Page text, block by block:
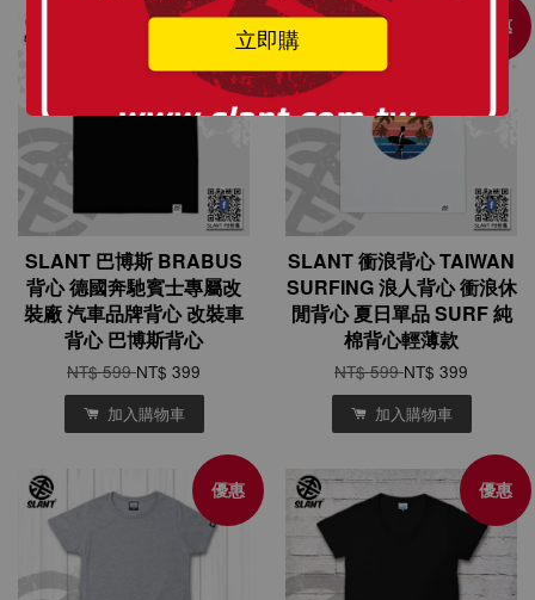
立即購
優惠
SLANT 巴博斯 BRABUS
背心 德國奔馳賓士專屬改
裝廠 汽車品牌背心 改裝車
背心 巴博斯背心
NT$ 599NT$ 399
加入購物車
優惠
SLANT 衝浪背心 TAIWAN
SURFING 浪人背心 衝浪休
閒背心 夏日單品 SURF 純
棉背心輕薄款
NT$ 599NT$ 399
加入購物車
優惠 優惠